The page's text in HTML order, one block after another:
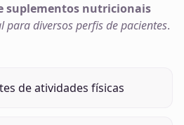
suplementos nutricionais
para diversos perfis de pacientes.
de atividades físicas